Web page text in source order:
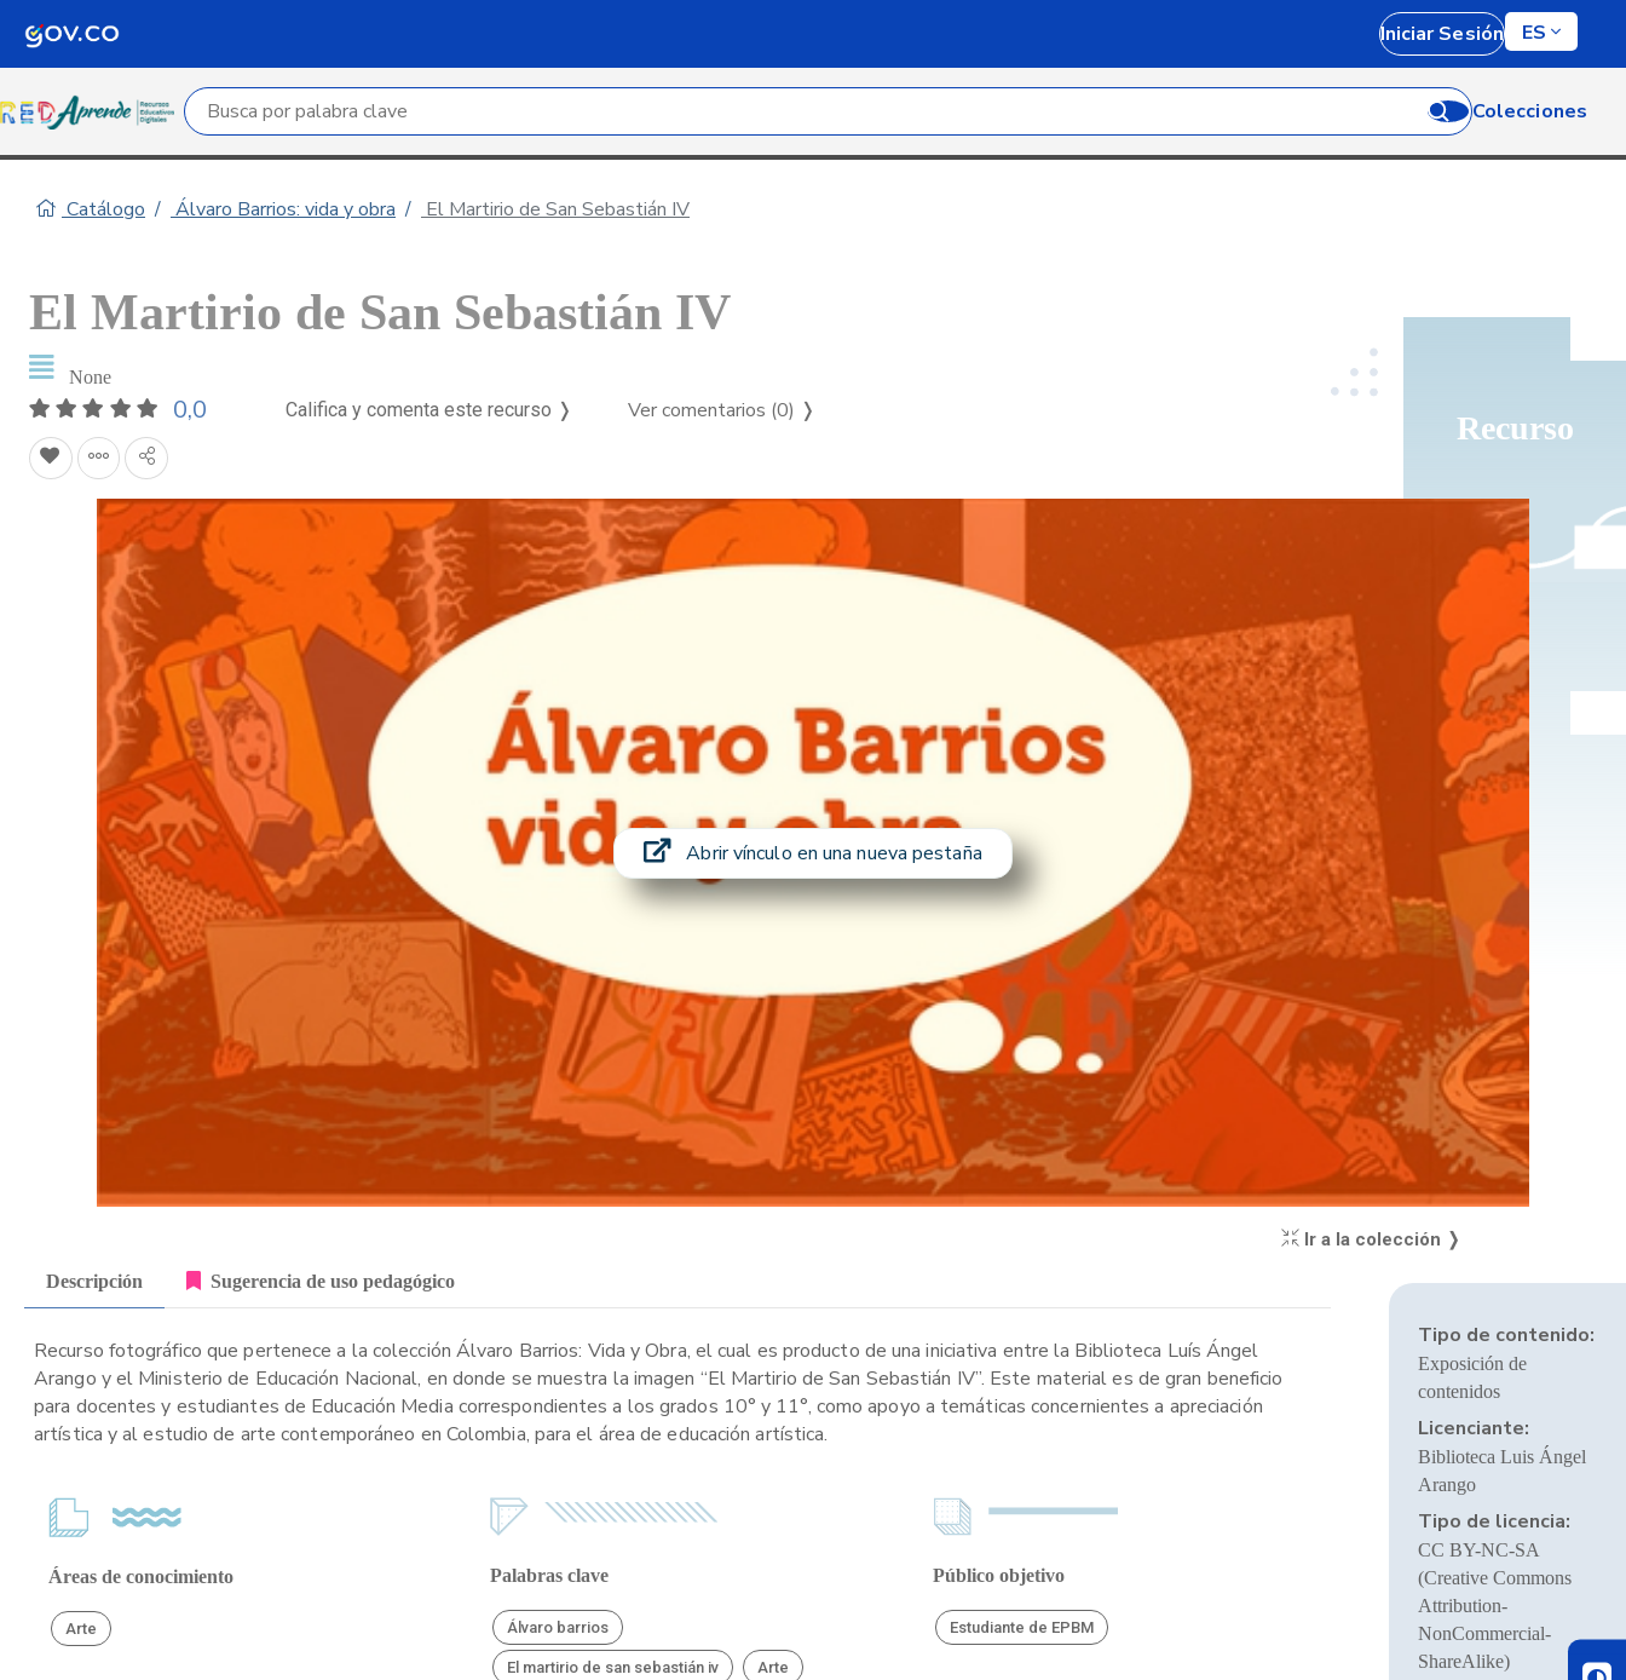
Iniciar Sesión ES
Campo de búsqueda por palabra clave Colecciones
Catálogo Álvaro Barrios: vida y obra El Martirio de San Sebastián IV
Recurso
El Martirio de San Sebastián IV
None
0,0 Califica y comenta este recurso ❭ Ver comentarios (0) ❭
Abrir vínculo en una nueva pestaña
Ir a la colección ❭
Descripción Sugerencia de uso pedagógico
Recurso fotográfico que pertenece a la colección Álvaro Barrios: Vida y Obra, el cual es producto de una iniciativa entre la Biblioteca Luís Ángel
Arango y el Ministerio de Educación Nacional, en donde se muestra la imagen “El Martirio de San Sebastián IV”. Este material es de gran beneficio
para docentes y estudiantes de Educación Media correspondientes a los grados 10° y 11°, como apoyo a temáticas concernientes a apreciación
artística y al estudio de arte contemporáneo en Colombia, para el área de educación artística.
Áreas de conocimiento
Arte
Palabras clave
Álvaro barrios
El martirio de san sebastián iv Arte
Público objetivo
Estudiante de EPBM
Tipo de contenido:
Exposición de
contenidos
Licenciante:
Biblioteca Luis Ángel
Arango
Tipo de licencia:
CC BY-NC-SA
(Creative Commons
Attribution-
NonCommercial-
ShareAlike)